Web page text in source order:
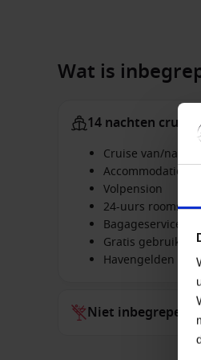
Wat is
14 nachten cruise
Cruise van/naar
Accommodatie in
Volpension
24-uurs
Bagageservice bij
Gratis gebruik
Havengelden
Niet inbegrepen